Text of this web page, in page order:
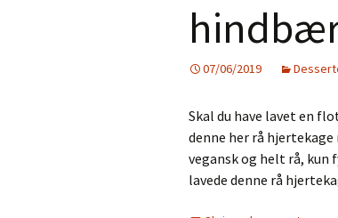
07/06/2019
Skal du have lavet en
denne her rå
vegansk og helt rå, kun
lavede denne rå